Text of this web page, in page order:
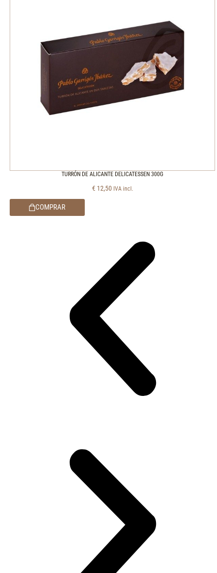
TURRÓN DE ALICANTE DELICATESSEN 300G
€ 12,50 IVA incl.
COMPRAR